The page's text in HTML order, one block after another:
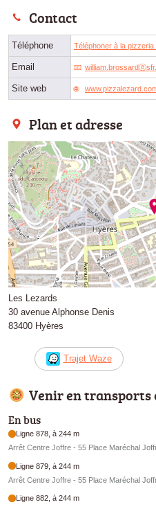
Contact
Téléphone Téléphoner à la pizzeria
Email
Site web
Plan et adresse
Les Lezards
30 avenue Alphonse Denis
83400 Hyères
Trajet Waze
Venir en transports
En bus
Ligne 878, à 244 m
Arrêt Centre Joffre - 55 Place Maréchal
Ligne 879, à 244 m
Arrêt Centre Joffre - 55 Place Maréchal
Ligne 882, à 244 m